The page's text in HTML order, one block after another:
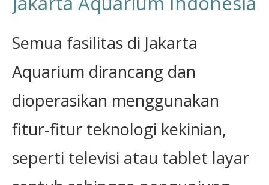
Semua fasilitas di Jakarta
Aquarium dirancang dan
dioperasikan menggunakan
fitur-fitur teknologi kekinian,
seperti televisi atau tablet layar